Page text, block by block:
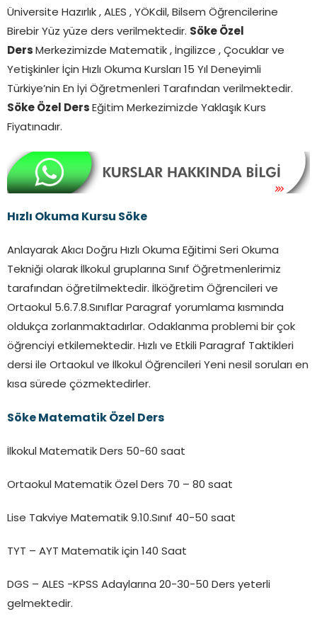
Üniversite Hazırlık , ALES , YÖKdil, Bilsem Öğrencilerine
Birebir Yüz yüze ders verilmektedir. Söke Özel
Ders Merkezimizde Matematik , İngilizce , Çocuklar ve
Yetişkinler İçin Hızlı Okuma Kursları 15 Yıl Deneyimli
Türkiye’nin En İyi Öğretmenleri Tarafından verilmektedir.
Söke Özel Ders Eğitim Merkezimizde Yaklaşık Kurs
Fiyatınadır.
Hızlı Okuma Kursu Söke
Anlayarak Akıcı Doğru Hızlı Okuma Eğitimi Seri Okuma
Tekniği olarak İlkokul gruplarına Sınıf Öğretmenlerimiz
tarafından öğretilmektedir. İlköğretim Öğrencileri ve
Ortaokul 5.6.7.8.Sınıflar Paragraf yorumlama kısmında
oldukça zorlanmaktadırlar. Odaklanma problemi bir çok
öğrenciyi etkilemektedir. Hızlı ve Etkili Paragraf Taktikleri
dersi ile Ortaokul ve İlkokul Öğrencileri Yeni nesil soruları en
kısa sürede çözmektedirler.
Söke Matematik Özel Ders
İlkokul Matematik Ders 50-60 saat
Ortaokul Matematik Özel Ders 70 – 80 saat
Lise Takviye Matematik 9.10.Sınıf 40-50 saat
TYT – AYT Matematik için 140 Saat
DGS – ALES -KPSS Adaylarına 20-30-50 Ders yeterli
gelmektedir.